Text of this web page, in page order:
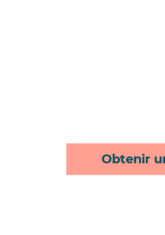
Obtenir